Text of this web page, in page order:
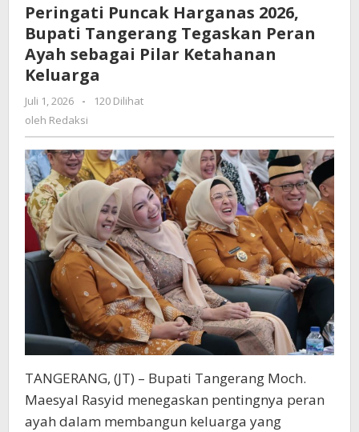
2026,
Bupati
Tangerang
Ayah
Pilar
Ketahanan
Keluarga
Peringati Puncak Harganas 2026,
Bupati Tangerang Tegaskan Peran
Ayah sebagai Pilar Ketahanan
Keluarga
Juli 1, 2026
oleh
Redaksi
-
120 Dilihat
oleh Redaksi
TANGERANG, (JT) – Bupati Tangerang Moch.
Maesyal Rasyid menegaskan pentingnya peran
ayah dalam membangun keluarga yang